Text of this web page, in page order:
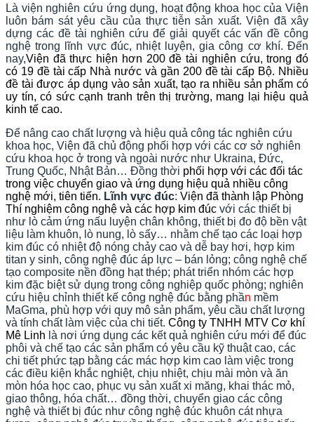
Là viện nghiên cứu ứng dụng, hoạt động khoa học của Viện
luôn bám sát yêu cầu của thực tiễn sản xuất. Viện đã xây
dựng các đề tài nghiên cứu để giải quyết các vấn đề công
nghệ trong lĩnh vực đúc, nhiệt luyện, gia công cơ khí. Đến
nay,Viện đã thực hiện hơn 200 đề tài nghiên cứu, trong đó
có 19 đề tài cấp Nhà nước và gần 200 đề tài cấp Bộ. Nhiều
đề tài được áp dụng vào sản xuất, tạo ra nhiều sản phẩm có
uy tín, có sức cạnh tranh trên thị trường, mang lại hiệu quả
kinh tế cao.
Để nâng cao chất lượng và hiệu quả công tác nghiên cứu
khoa học, Viện đã chủ động phối hợp với các cơ sở nghiên
cứu khoa học ở trong và ngoài nước như Ukraina, Đức,
Trung Quốc, Nhật Bản… Đồng thời phối hợp với các đối tác
trong việc chuyển giao và ứng dụng hiệu quả nhiều công
nghệ mới, tiên tiến. Lĩnh vực đúc: Viện đã thành lập Phòng
Thí nghiệm công nghệ và các hợp kim đúc với các thiết bị
như lò cảm ứng nấu luyện chân không, thiết bị đo độ bền vật
liệu làm khuôn, lò nung, lò sấy… nhằm chế tạo các loại hợp
kim đúc có nhiệt độ nóng chảy cao và dễ bay hơi, hợp kim
titan y sinh, công nghệ đúc áp lực – bán lỏng; công nghệ chế
tạo composite nền đồng hạt thép; phát triển nhóm các hợp
kim đặc biệt sử dụng trong công nghiệp quốc phòng; nghiên
cứu hiệu chỉnh thiết kế công nghệ đúc bằng phần mềm
MaGma, phù hợp với quy mô sản phẩm, yêu cầu chất lượng
và tính chất làm việc của chi tiết. Công ty TNHH MTV Cơ khí
Mê Linh là nơi ứng dụng các kết quả nghiên cứu mới để đúc
phôi và chế tạo các sản phẩm có yêu cầu kỹ thuật cao, các
chi tiết phức tạp bằng các mác hợp kim cao làm việc trong
các điều kiện khắc nghiệt, chịu nhiệt, chịu mài mòn và ăn
mòn hóa học cao, phục vụ sản xuất xi măng, khai thác mỏ,
giao thông, hóa chất… đồng thời, chuyển giao các công
nghệ và thiết bị đúc như công nghệ đúc khuôn cát nhựa